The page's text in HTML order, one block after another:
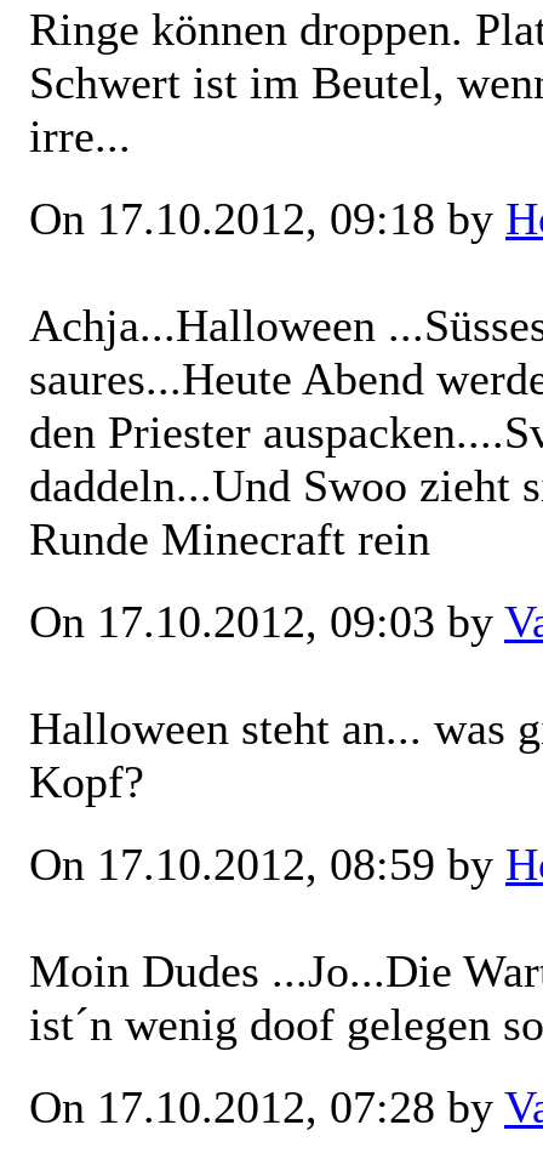
Ringe können droppen.
Schwert ist im Beutel,
irre...
On 17.10.2012, 09:18 by
Achja...Halloween
saures...Heute Abend
den Priester
daddeln...Und Swoo zieht
Runde Minecraft rein
On 17.10.2012, 09:03 by
Halloween steht an... was
Kopf?
On 17.10.2012, 08:59 by
Moin Dudes ...Jo...Die
ist´n wenig doof gelegen
On 17.10.2012, 07:28 by